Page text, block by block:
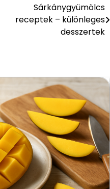
Sárkánygyümölcs
receptek – különleges
desszertek